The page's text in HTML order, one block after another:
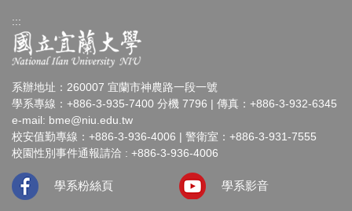
:::
系辦地址：260007 宜蘭市神農路一段一號
學系專線：+886-3-935-7400 分機 7796 | 傳真：+886-3-932-6345
e-mail: bme@niu.edu.tw
校安值勤專線：+886-3-936-4006 | 警衛室：+886-3-931-7555
校園性別事件通報請洽 : +886-3-936-4006
學系粉絲頁 學系影音